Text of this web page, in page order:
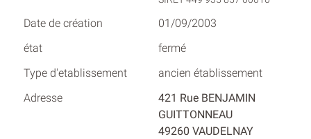
01/09/2003
fermé
ancien établissement
421 Rue BENJAMIN
GUITTONNEAU
49260 VAUDELNAY